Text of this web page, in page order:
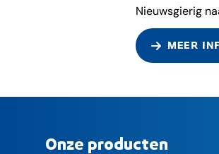
Nieuwsgierig
MEER
Onze producten